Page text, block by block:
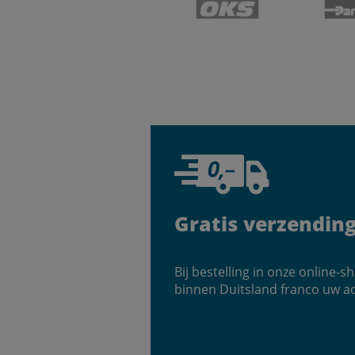
Gratis
Bij bestelling in onze online-
binnen Duitsland franco uw